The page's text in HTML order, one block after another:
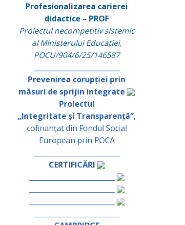
Profesionalizarea carierei
didactice – PROF
Proiectul necompetitiv sistemic
al Ministerului Educației,
POCU/904/6/25/146587
Prevenirea corupției prin
măsuri de sprijin integrate
Proiectul
„Integritate și Transparență”,
cofinanțat din Fondul Social
European prin POCA
CERTIFICĂRI